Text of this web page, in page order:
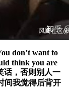
don’t want to
think you are
话，否则别人一
间我觉得后背开